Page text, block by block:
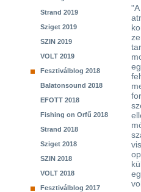
Strand 2019
Sziget 2019
SZIN 2019
VOLT 2019
Fesztiválblog 2018
Balatonsound 2018
EFOTT 2018
Fishing on Orfű 2018
Strand 2018
Sziget 2018
SZIN 2018
VOLT 2018
Fesztiválblog 2017